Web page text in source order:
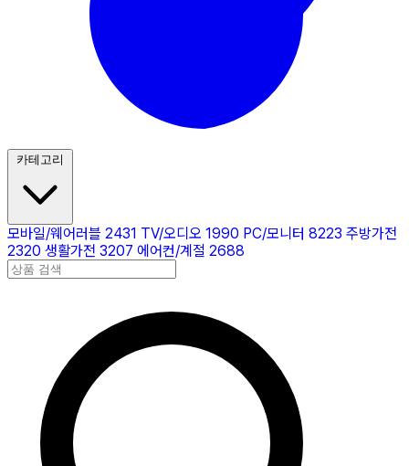
카테고리
모바일/웨어러블 2431 TV/오디오 1990 PC/모니터 8223 주방가전
2320 생활가전 3207 에어컨/계절 2688